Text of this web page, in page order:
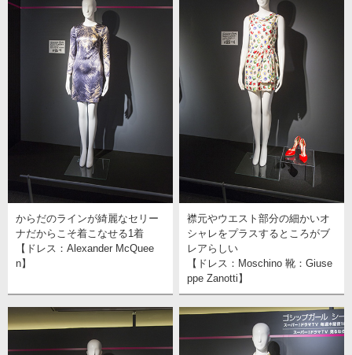
からだのラインが綺麗なセリー
ナだからこそ着こなせる1着
【ドレス：Alexander McQuee
n】
襟元やウエスト部分の細かいオ
シャレをプラスするところがブ
レアらしい
【ドレス：Moschino 靴：Giuse
ppe Zanotti】